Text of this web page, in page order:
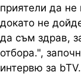
приятели да не
докато не
да съм здрав,
отбора.",
интервю за bTV.